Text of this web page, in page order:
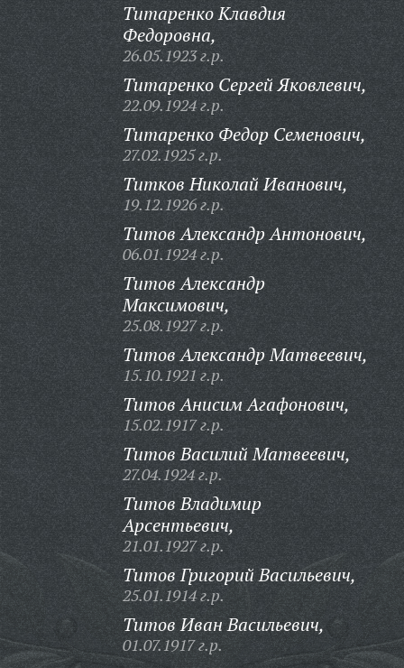
Титаренко Клавдия
Федоровна,
26.05.1923 г.р.
Титаренко Сергей Яковлевич,
22.09.1924 г.р.
Титаренко Федор Семенович,
27.02.1925 г.р.
Титков Николай Иванович,
19.12.1926 г.р.
Титов Александр Антонович,
06.01.1924 г.р.
Титов Александр
Максимович,
25.08.1927 г.р.
Титов Александр Матвеевич,
15.10.1921 г.р.
Титов Анисим Агафонович,
15.02.1917 г.р.
Титов Василий Матвеевич,
27.04.1924 г.р.
Титов Владимир
Арсентьевич,
21.01.1927 г.р.
Титов Григорий Васильевич,
25.01.1914 г.р.
Титов Иван Васильевич,
01.07.1917 г.р.